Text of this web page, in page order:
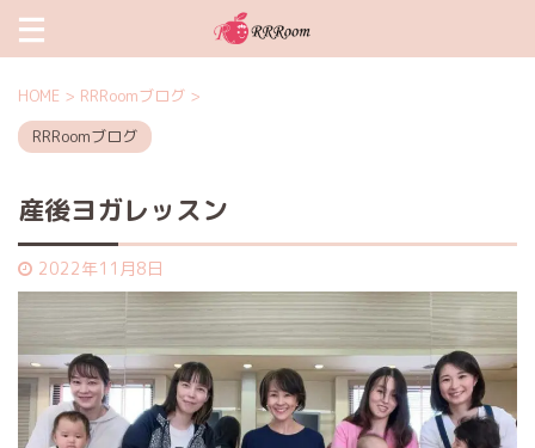
HOME > RRRoomブログ >
RRRoomブログ
産後ヨガレッスン
2022年11月8日